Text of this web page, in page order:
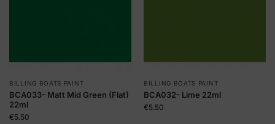
BILLING BOATS PAINT
BCA033- Matt Mid Green (Flat)
22ml
€5.50
BILLING BOATS PAINT
BCA032- Lime 22ml
€5.50